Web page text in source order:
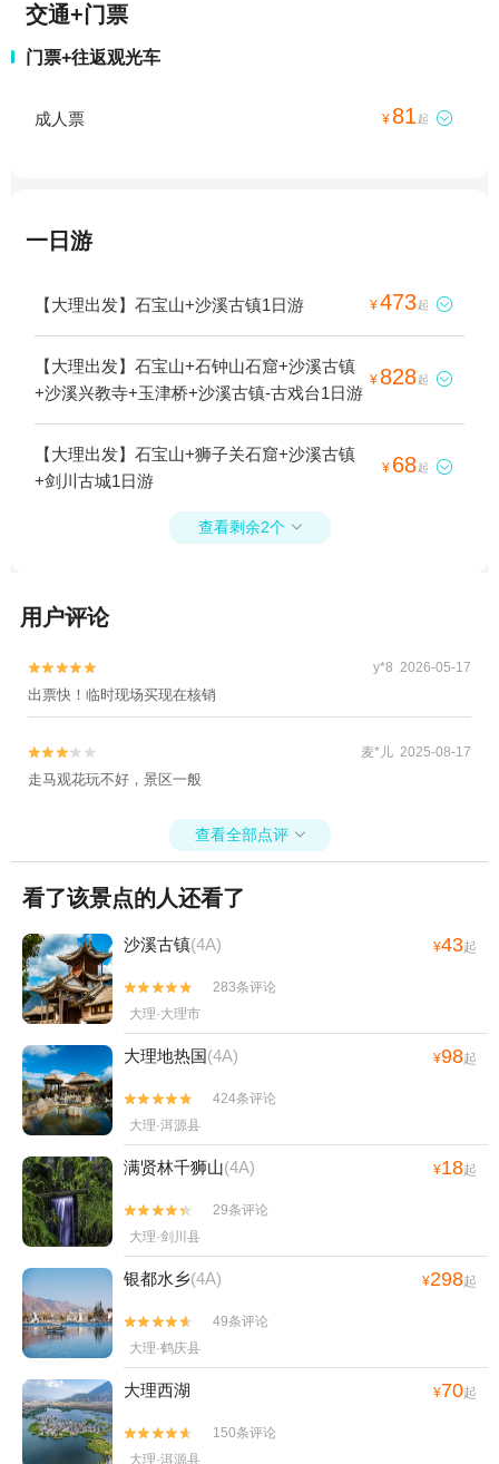
交通+门票
门票+往返观光车
成人票 ¥ 81 起 
一日游
【大理出发】石宝山+沙溪古镇1日游 ¥473起 
【大理出发】石宝山+石钟山石窟+沙溪古镇
+沙溪兴教寺+玉津桥+沙溪古镇-古戏台1日游
¥ 828起 
【大理出发】石宝山+狮子关石窟+沙溪古镇
+剑川古城1日游
¥ 68起 
查看剩余2个 
用户评论

 y*8 2026-05-17
出票快！临时现场买现在核销

 麦*儿 2025-08-17
走马观花玩不好，景区一般
查看全部点评 
看了该景点的人还看了
沙溪古镇(4A) ¥43起


283条评论
大理·大理市
大理地热国(4A) ¥98起


424条评论
大理·洱源县
满贤林千狮山(4A) ¥18起


29条评论
大理·剑川县
银都水乡(4A) ¥298起


49条评论
大理·鹤庆县
大理西湖 ¥70起


150条评论
大理·洱源县